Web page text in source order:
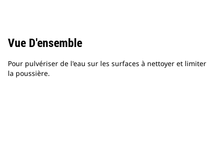
Vue D'ensemble
Pour pulvériser de l'eau sur les surfaces à nettoyer et limiter
la poussière.